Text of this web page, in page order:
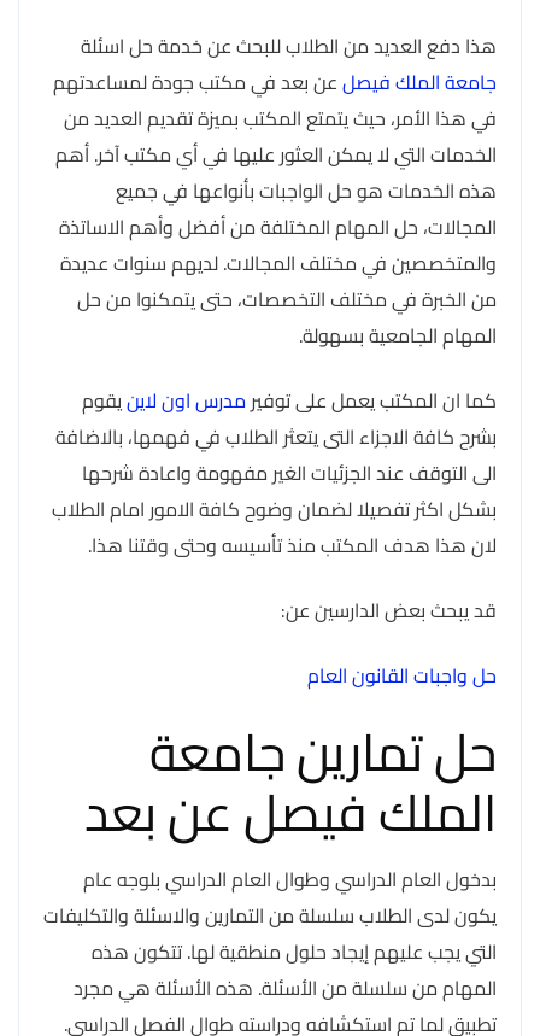
هذا دفع العديد من الطلاب للبحث عن خدمة حل اسئلة
جامعة الملك فيصلعن بعد في مكتب جودة لمساعدتهم
في هذا الأمر، حيث يتمتع المكتب بميزة تقديم العديد من
الخدمات التي لا يمكن العثور عليها في أي مكتب آخر. أهم
هذه الخدمات هو حل الواجبات بأنواعها في جميع
المجالات، حل المهام المختلفة من أفضل وأهم الاساتذة
والمتخصصين في مختلف المجالات. لديهم سنوات عديدة
من الخبرة في مختلف التخصصات، حتى يتمكنوا من حل
المهام الجامعية بسهولة.
كما ان المكتب يعمل على توفير مدرس اون لاينيقوم
بشرح كافة الاجزاء التى يتعثر الطلاب في فهمها، بالاضافة
الى التوقف عند الجزئيات الغير مفهومة واعادة شرحها
بشكل اكثر تفصيلا لضمان وضوح كافة الامور امام الطلاب
لان هذا هدف المكتب منذ تأسيسه وحتى وقتنا هذا.
قد يبحث بعض الدارسين عن:
حل واجبات القانون العام
حل تمارين جامعة
الملك فيصل عن بعد
بدخول العام الدراسي وطوال العام الدراسي بلوجه عام
يكون لدى الطلاب سلسلة من التمارين والاسئلة والتكليفات
التي يجب عليهم إيجاد حلول منطقية لها. تتكون هذه
المهام من سلسلة من الأسئلة. هذه الأسئلة هي مجرد
تطبيق لما تم استكشافه ودراسته طوال الفصل الدراسي.